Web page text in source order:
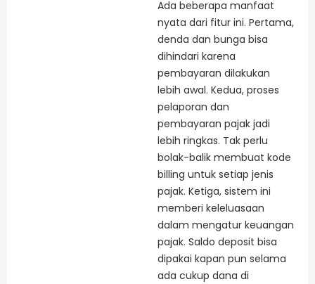
Ada beberapa manfaat
nyata dari fitur ini. Pertama,
denda dan bunga bisa
dihindari karena
pembayaran dilakukan
lebih awal. Kedua, proses
pelaporan dan
pembayaran pajak jadi
lebih ringkas. Tak perlu
bolak-balik membuat kode
billing untuk setiap jenis
pajak. Ketiga, sistem ini
memberi keleluasaan
dalam mengatur keuangan
pajak. Saldo deposit bisa
dipakai kapan pun selama
ada cukup dana di